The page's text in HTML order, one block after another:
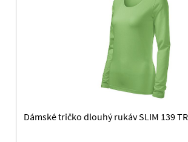
Dámské tričko dlouhý rukáv SLIM 139